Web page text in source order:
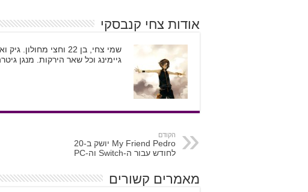
אודות צחי קנבסקי
שמי צחי, בן 22 וחצי
גיימינג וכל שאר הירקות. מנגן גיטרה כבר כ-5 שנים ומשמש ככתב
הקודם
My Friend Pedro יושק ב-20
לחודש עבור ה-Switch וה-PC
מאמרים קשורים